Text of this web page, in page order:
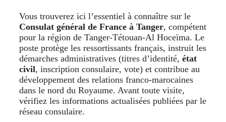
Vous trouverez ici l’essentiel à connaître sur le
Consulat général de France à Tanger, compétent
pour la région de Tanger-Tétouan-Al Hoceïma. Le
poste protège les ressortissants français, instruit les
démarches administratives (titres d’identité, état
civil, inscription consulaire, vote) et contribue au
développement des relations franco-marocaines
dans le nord du Royaume. Avant toute visite,
vérifiez les informations actualisées publiées par le
réseau consulaire.